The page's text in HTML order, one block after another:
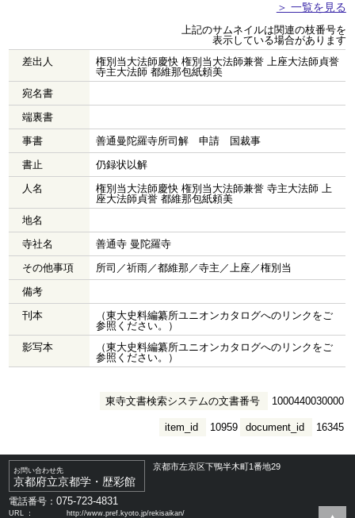
＞ 一覧を見る
上記のサムネイルは関連の枝番号を
表示している場合があります
差出人
権別当大法師慶快 権別当大法師兼誉 上座大法師貞誉
寺主大法師 都維那包紙頼美
宛名書
端裏書
事書
善通曼陀羅寺所司解 申請 国裁事
書止
仍録状以解
人名
権別当大法師慶快 権別当大法師兼誉 寺主大法師 上
座大法師貞誉 都維那包紙頼美
地名
寺社名
善通寺 曼陀羅寺
その他事項
所司／祈雨／都維那／寺主／上座／権別当
備考
刊本
（東大史料編纂所ユニオンカタログへのリンクをご
参照ください。）
影写本
（東大史料編纂所ユニオンカタログへのリンクをご
参照ください。）
東寺文書検索システムの文書番号 1000440030000
document_id 16345
item_id 10959
お問い合わせ先
京都府立京都学・歴彩館
京都市左京区下鴨半木町1番地29
電話番号：075-723-4831
URL ： http://www.pref.kyoto.jp/rekisaikan/